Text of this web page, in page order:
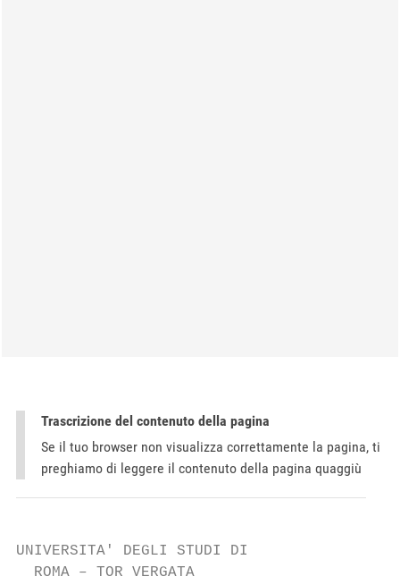
Trascrizione del contenuto della pagina
Se il tuo browser non visualizza correttamente la pagina, ti
preghiamo di leggere il contenuto della pagina quaggiù
UNIVERSITA' DEGLI STUDI DI
  ROMA – TOR VERGATA